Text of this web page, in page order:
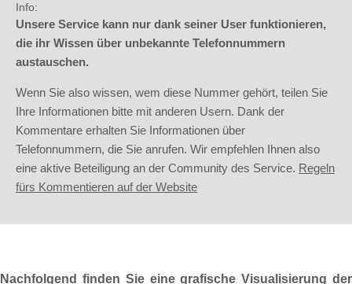
Info:
Unsere Service kann nur dank seiner User funktionieren,
die ihr Wissen über unbekannte Telefonnummern
austauschen.
Wenn Sie also wissen, wem diese Nummer gehört, teilen Sie
Ihre Informationen bitte mit anderen Usern. Dank der
Kommentare erhalten Sie Informationen über
Telefonnummern, die Sie anrufen. Wir empfehlen Ihnen also
eine aktive Beteiligung an der Community des Service. Regeln
fürs Kommentieren auf der Website
Nachfolgend finden Sie eine grafische Visualisierung der